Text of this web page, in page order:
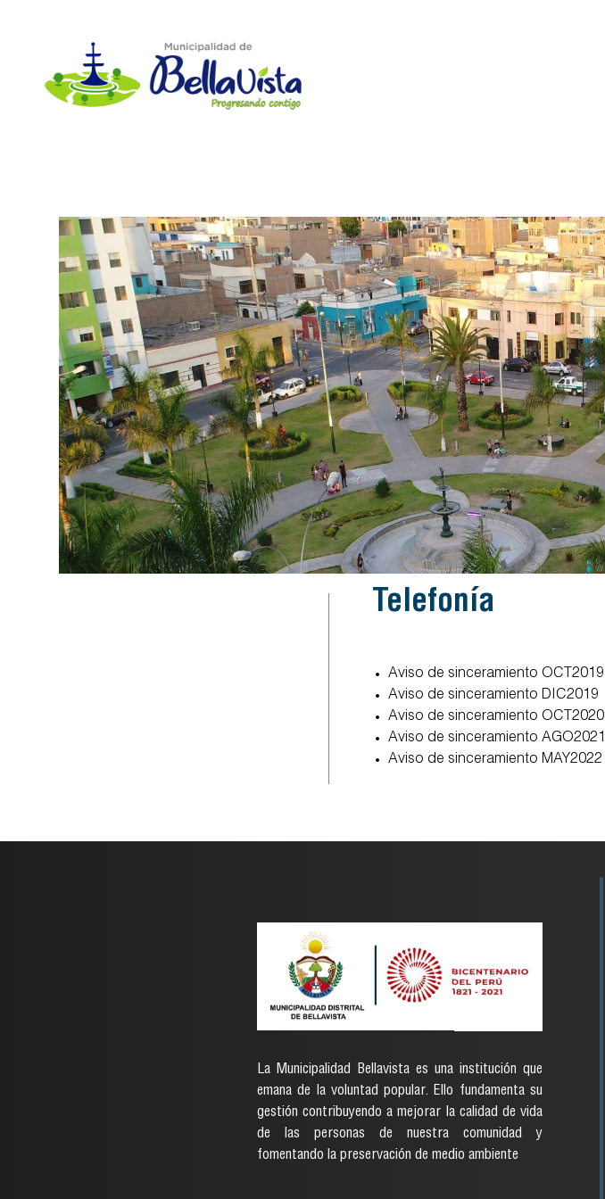
telefonía
Aviso de sinceramiento OCT2019
Aviso de sinceramiento DIC2019
Aviso de sinceramiento OCT2020
Aviso de sinceramiento AGO2021
Aviso de sinceramiento MAY2022
La Municipalidad Bellavista es una institución que
emana de la voluntad popular. Ello fundamenta su
gestión contribuyendo a mejorar la calidad de vida
de las personas de nuestra comunidad y
fomentando la preservación de medio ambiente